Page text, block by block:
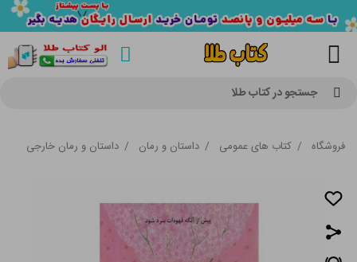
جستجو در کتاب طلا
فروشگاه / کتاب های عمومی / داستان و رمان / داستان و رمان خارجی